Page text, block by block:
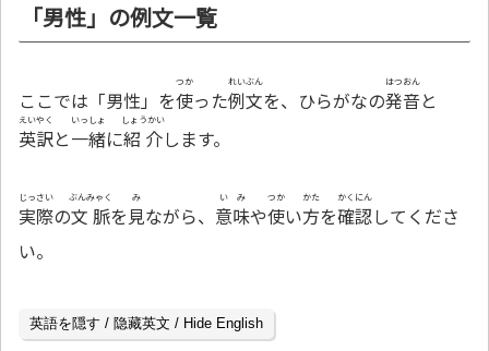
「男性」の例文一覧
ここでは「男性」を使
つか
った例文
れいぶん
を、ひらがなの発音
はつおん
と
英訳
えいやく
と一緒
いっしょ
に紹介
しょうかい
します。
実際
じっさい
の文脈
ぶんみゃく
を見
み
ながら、 意味
いみ
や使
つか
い方
かた
を確認
かくにん
してくださ
い。
英語を隠す / 隐藏英文 / Hide English